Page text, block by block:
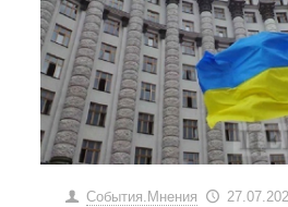
События.Мнения